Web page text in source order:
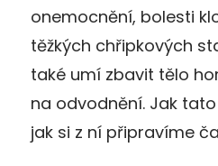
onemocnění, bolesti
těžkých chřipkových
také umí zbavit tělo
na odvodnění. Jak
jak si z ní připravíme